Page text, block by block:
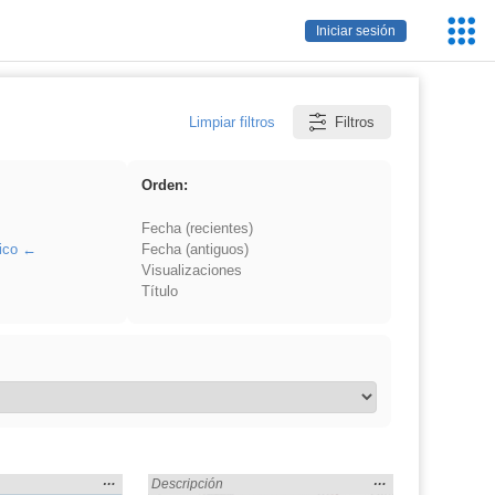
Iniciar sesión
Limpiar filtros Filtros
Orden:
Fecha (recientes)
Fecha (antiguos)
Visualizaciones
Título
en:
Mostrar
… Encontrado «EducaMadrid» en:
Descripción
Mostrar
…